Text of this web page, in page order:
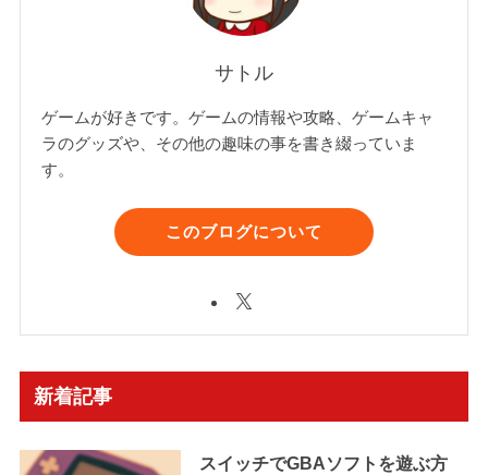
サトル
ゲームが好きです。ゲームの情報や攻略、ゲームキャ
ラのグッズや、その他の趣味の事を書き綴っていま
す。
このブログについて
新着記事
スイッチでGBAソフトを遊ぶ方